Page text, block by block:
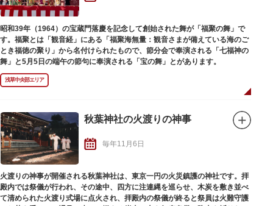
昭和39年（1964）の宝蔵門落慶を記念して創始された舞が「福聚の舞」で
す。福聚とは「観音経」にある「福聚海無量：観音さまが備えている海のご
とき福徳の聚り」から名付けられたもので、節分会で奉演される「七福神の
舞」と5月5日の端午の節句に奉演される「宝の舞」とがあります。
浅草中央部エリア
秋葉神社の火渡りの神事
毎年11月6日
火渡りの神事が開催される秋葉神社は、東京一円の火災鎮護の神社です。拝
殿内では祭儀が行われ、その途中、四方に注連縄を巡らせ、木炭を敷き並べ
て清められた火渡り式場に点火され、拝殿内の祭儀が終ると祭員は火難守護